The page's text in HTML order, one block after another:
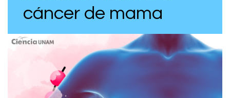
cáncer de mama